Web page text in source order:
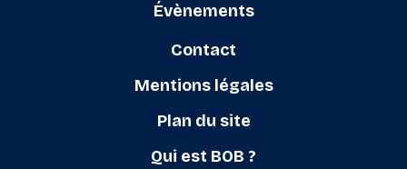
Évènements
Contact
Mentions légales
Plan du site
Qui est BOB ?